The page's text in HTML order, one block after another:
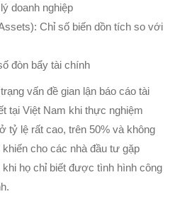
doanh nghiệp
Chỉ số biến dồn tích so với
đòn bẩy tài chính
vấn đề gian lận báo cáo tài
tại Việt Nam khi thực nghiệm
tỷ lệ rất cao, trên 50% và không
cho các nhà đầu tư gặp
họ chỉ biết được tình hình công